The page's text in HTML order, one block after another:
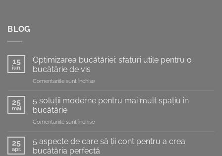
BLOG
15
iun.
Optimizarea bucătăriei: sfaturi utile pentru o
bucătărie de vis
Comentariile sunt închisepentru
bucătăriei:
sfaturi
pentru
bucătărie
de
25
mai
5 soluții moderne pentru mai mult spațiu în
bucătărie
Comentariile sunt închisepentru
soluții
moderne
25
apr.
5 aspecte de care să ții cont pentru a crea
bucătăria perfectă